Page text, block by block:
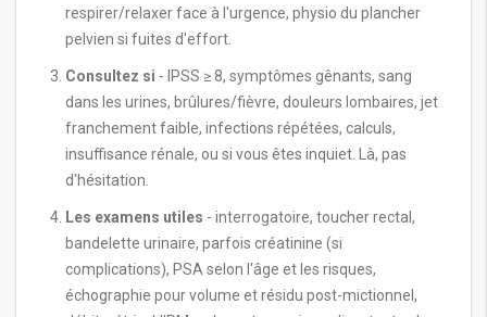
respirer/relaxer face à l'urgence, physio du plancher
pelvien si fuites d'effort.
Consultez si - IPSS ≥ 8, symptômes gênants, sang
dans les urines, brûlures/fièvre, douleurs lombaires, jet
franchement faible, infections répétées, calculs,
insuffisance rénale, ou si vous êtes inquiet. Là, pas
d'hésitation.
Les examens utiles - interrogatoire, toucher rectal,
bandelette urinaire, parfois créatinine (si
complications), PSA selon l'âge et les risques,
échographie pour volume et résidu post-mictionnel,